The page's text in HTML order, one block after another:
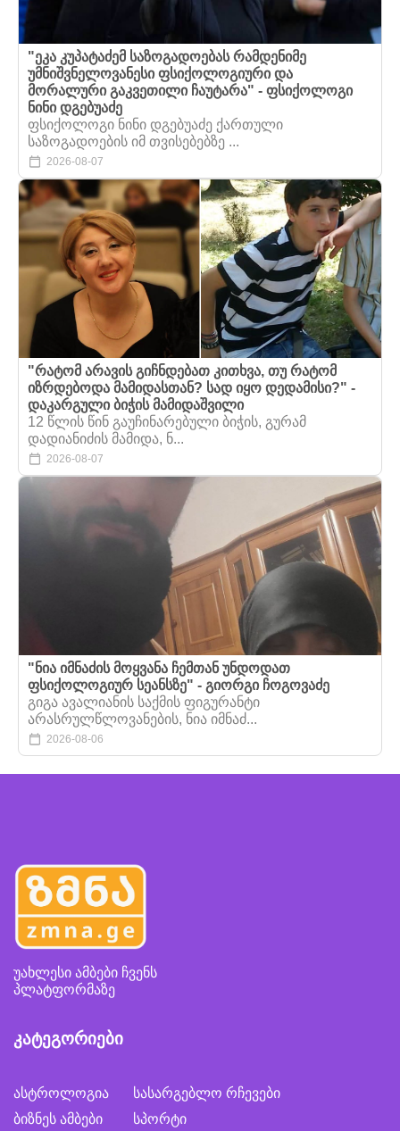
"ეკა კუპატაძემ საზოგადოებას რამდენიმე
უმნიშვნელოვანესი ფსიქოლოგიური და
მორალური გაკვეთილი ჩაუტარა" - ფსიქოლოგი
ნინი დგებუაძე
ფსიქოლოგი ნინი დგებუაძე ქართული
საზოგადოების იმ თვისებებზე ...
2026-08-07
"რატომ არავის გიჩნდებათ კითხვა, თუ რატომ
იზრდებოდა მამიდასთან? სად იყო დედამისი?" -
დაკარგული ბიჭის მამიდაშვილი
12 წლის წინ გაუჩინარებული ბიჭის, გურამ
დადიანიძის მამიდა, ნ...
2026-08-07
"ნია იმნაძის მოყვანა ჩემთან უნდოდათ
ფსიქოლოგიურ სეანსზე" - გიორგი ჩოგოვაძე
გიგა ავალიანის საქმის ფიგურანტი
არასრულწლოვანების, ნია იმნაძ...
2026-08-06
უახლესი ამბები ჩვენს
პლატფორმაზე
კატეგორიები
ასტროლოგია
ბიზნეს ამბები
სასარგებლო რჩევები
სპორტი